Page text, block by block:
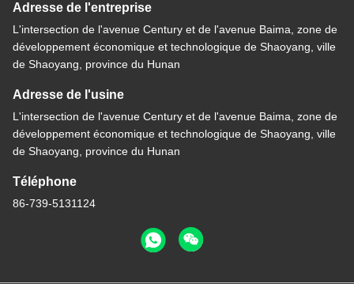
Adresse de l'entreprise
L'intersection de l'avenue Century et de l'avenue Baima, zone de
développement économique et technologique de Shaoyang, ville
de Shaoyang, province du Hunan
Adresse de l'usine
L'intersection de l'avenue Century et de l'avenue Baima, zone de
développement économique et technologique de Shaoyang, ville
de Shaoyang, province du Hunan
Téléphone
86-739-5131124